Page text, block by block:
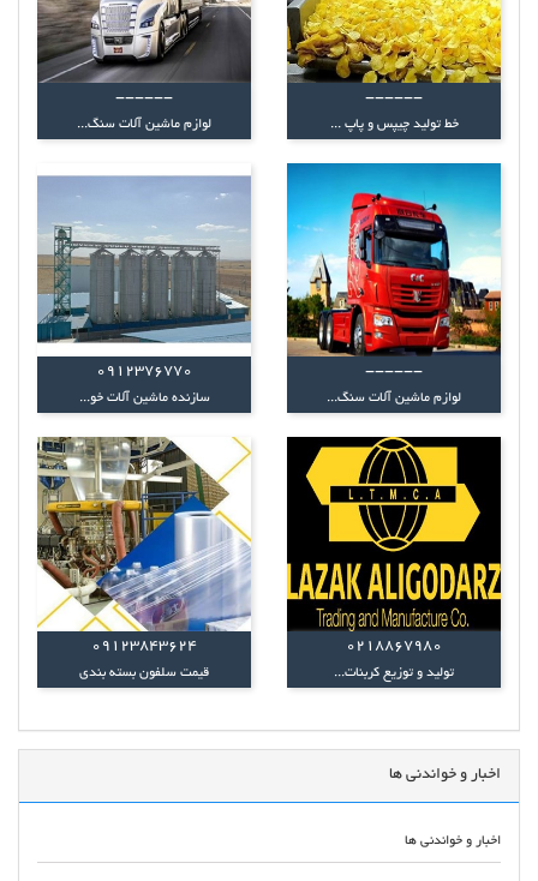
------
خط تولید چیپس و پاپ ...
------
لوازم ماشین آلات سنگ...
------
لوازم ماشین آلات سنگ...
0912376770
سازنده ماشین آلات خو...
0218867980
تولید و توزیع کربنات...
۰۹۱۲۳۸۴۳۶۲۴
قیمت سلفون بسته بندی
اخبار و خواندنی ها
اخبار و خواندنی ها